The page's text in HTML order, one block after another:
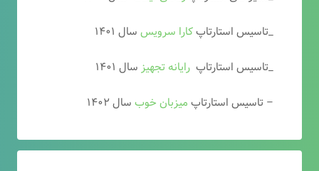
_تاسیس استارتاپکارا سرویس سال ۱۴۰۱
_تاسیس استارتاپ رایانه تجهیز سال ۱۴۰۱
– تاسیس استارتاپ میزبان خوب سال ۱۴۰۲